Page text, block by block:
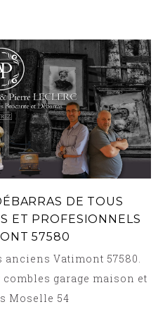
DE TOUS
ET PROFESIONNELS
57580
anciens Vatimont 57580.
garage maison et
Moselle 54